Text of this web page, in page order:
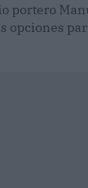
portero
opciones